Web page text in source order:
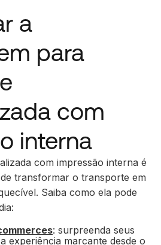
a
para
com
interna
com impressão interna é
transformar o transporte em
Saiba como ela pode
: surpreenda seus
experiência marcante desde o